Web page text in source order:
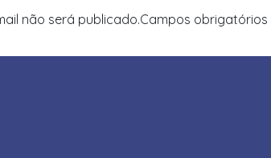
não será publicado.Campos